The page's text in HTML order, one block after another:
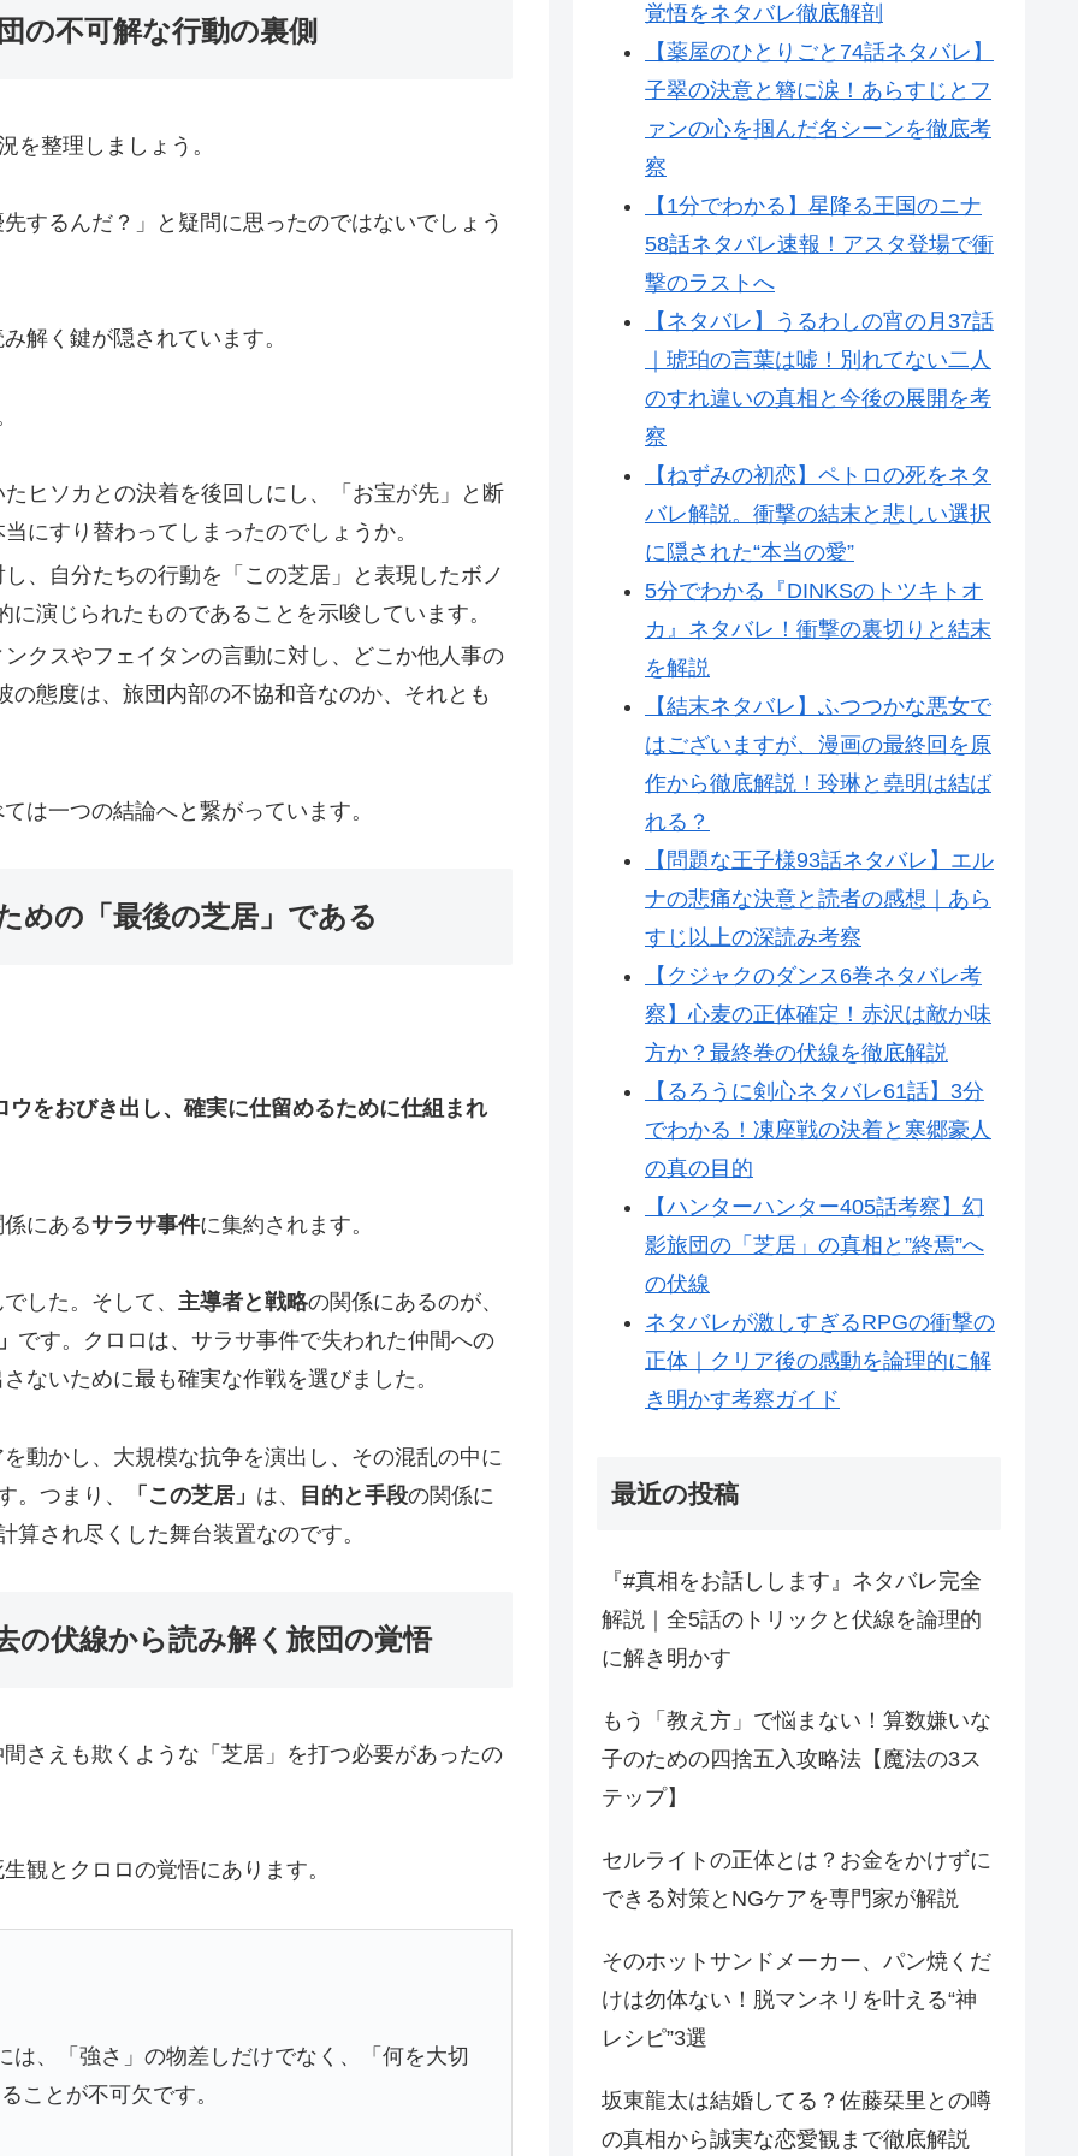
の不可解な行動の裏側
を整理しましょう。
するんだ？」と疑問に思ったのではないでしょう
解く鍵が隠されています。
ヒソカとの決着を後回しにし、「お宝が先」と断
にすり替わってしまったのでしょうか。
、自分たちの行動を「この芝居」と表現したボノ
演じられたものであることを示唆しています。
クスやフェイタンの言動に対し、どこか他人事の
態度は、旅団内部の不協和音なのか、それとも
は一つの結論へと繋がっています。
めの「最後の芝居」である
ウをおびき出し、確実に仕留めるために仕組まれ
にあるサラサ事件に集約されます。
した。そして、 主導者と戦略の関係にあるのが、
です。クロロは、サラサ事件で失われた仲間への
ないために最も確実な作戦を選びました。
動かし、大規模な抗争を演出し、その混乱の中に
。つまり、
「この芝居」 は、 目的と手段の関係に
算され尽くした舞台装置なのです。
の伏線から読み解く旅団の覚悟
さえも欺くような「芝居」を打つ必要があったの
観とクロロの覚悟にあります。
、「強さ」の物差しだけでなく、「何を大切
ことが不可欠です。
覚悟をネタバレ徹底解剖
【薬屋のひとりごと74話ネタバレ】
子翠の決意と簪に涙！あらすじとフ
ァンの心を掴んだ名シーンを徹底考
察
【1分でわかる】星降る王国のニナ
58話ネタバレ速報！アスタ登場で衝
撃のラストへ
【ネタバレ】うるわしの宵の月37話
｜琥珀の言葉は嘘！別れてない二人
のすれ違いの真相と今後の展開を考
察
【ねずみの初恋】ペトロの死をネタ
バレ解説。衝撃の結末と悲しい選択
に隠された“本当の愛”
5分でわかる『DINKSのトツキトオ
カ』ネタバレ！衝撃の裏切りと結末
を解説
【結末ネタバレ】ふつつかな悪女で
はございますが、漫画の最終回を原
作から徹底解説！玲琳と堯明は結ば
れる？
【問題な王子様93話ネタバレ】エル
ナの悲痛な決意と読者の感想｜あら
すじ以上の深読み考察
【クジャクのダンス6巻ネタバレ考
察】心麦の正体確定！赤沢は敵か味
方か？最終巻の伏線を徹底解説
【るろうに剣心ネタバレ61話】3分
でわかる！凍座戦の決着と寒郷豪人
の真の目的
【ハンターハンター405話考察】幻
影旅団の「芝居」の真相と”終焉”へ
の伏線
ネタバレが激しすぎるRPGの衝撃の
正体｜クリア後の感動を論理的に解
き明かす考察ガイド
最近の投稿
『#真相をお話しします』ネタバレ完全
解説｜全5話のトリックと伏線を論理的
に解き明かす
もう「教え方」で悩まない！算数嫌いな
子のための四捨五入攻略法【魔法の3ス
テップ】
セルライトの正体とは？お金をかけずに
できる対策とNGケアを専門家が解説
そのホットサンドメーカー、パン焼くだ
けは勿体ない！脱マンネリを叶える“神
レシピ”3選
坂東龍太は結婚してる？佐藤栞里との噂
の真相から誠実な恋愛観まで徹底解説